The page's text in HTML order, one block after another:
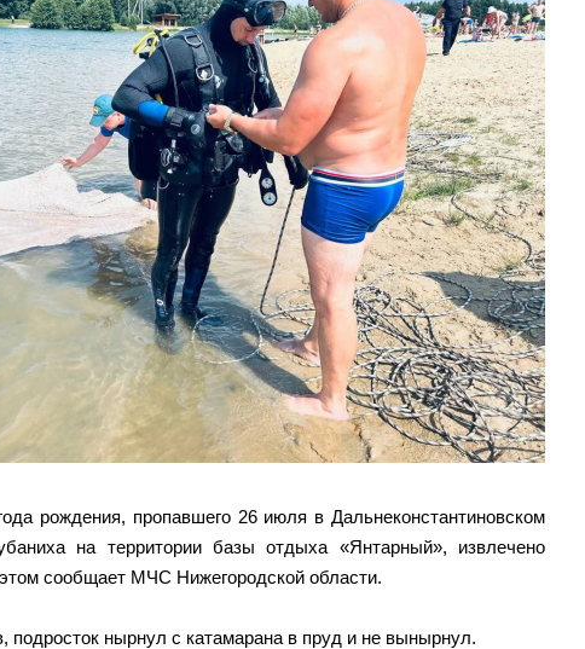
рождения, пропавшего 26 июля в Дальнеконстантиновском
на территории базы отдыха «Янтарный», извлечено
сообщает МЧС Нижегородской области.
подросток нырнул с катамарана в пруд и не вынырнул.